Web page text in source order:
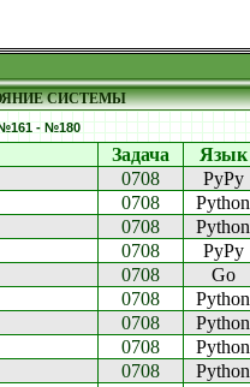
СИСТЕМЫ
- №180
Задача Язык
0708 PyPy
0708 Python
0708 Python
0708 PyPy
0708 Go
0708 Python
0708 Python
0708 Python
0708 Python